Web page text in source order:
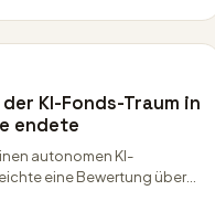
KI-Fonds-Traum in
endete
autonomen KI-
eine Bewertung über